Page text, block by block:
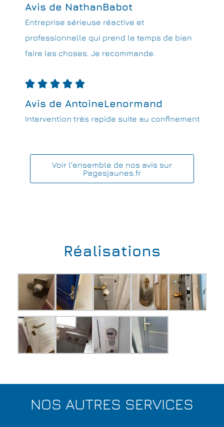
Avis de NathanBabot
Entreprise sérieuse réactive et
professionnelle qui prend le temps de bien
faire les choses. Je recommande.
    
Avis de AntoineLenormand
Intervention très rapide suite au confinement
Voir l'ensemble de nos avis sur
Pagesjaunes.fr
Réalisations
NOS AUTRES SERVICES